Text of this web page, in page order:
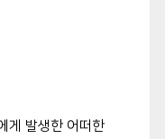
게 발생한 어떠한